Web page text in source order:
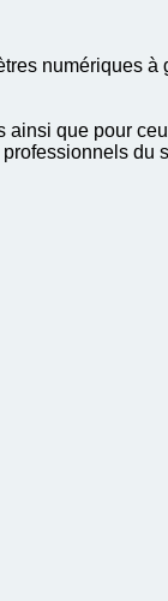
numériques
que pour
du